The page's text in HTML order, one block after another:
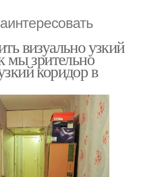
визуально узкий
мы зрительно
коридор в